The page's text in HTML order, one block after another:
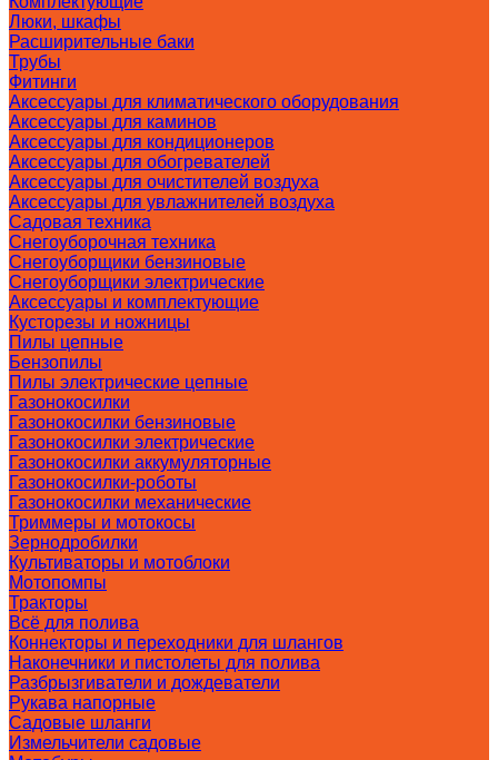
Люки, шкафы
Расширительные баки
Трубы
Фитинги
Аксессуары для климатического оборудования
Аксессуары для каминов
Аксессуары для кондиционеров
Аксессуары для обогревателей
Аксессуары для очистителей воздуха
Аксессуары для увлажнителей воздуха
Садовая техника
Снегоуборочная техника
Снегоуборщики бензиновые
Снегоуборщики электрические
Аксессуары и комплектующие
Кусторезы и ножницы
Пилы цепные
Бензопилы
Пилы электрические цепные
Газонокосилки
Газонокосилки бензиновые
Газонокосилки электрические
Газонокосилки аккумуляторные
Газонокосилки-роботы
Газонокосилки механические
Триммеры и мотокосы
Зернодробилки
Культиваторы и мотоблоки
Мотопомпы
Тракторы
Всё для полива
Коннекторы и переходники для шлангов
Наконечники и пистолеты для полива
Разбрызгиватели и дождеватели
Рукава напорные
Садовые шланги
Измельчители садовые